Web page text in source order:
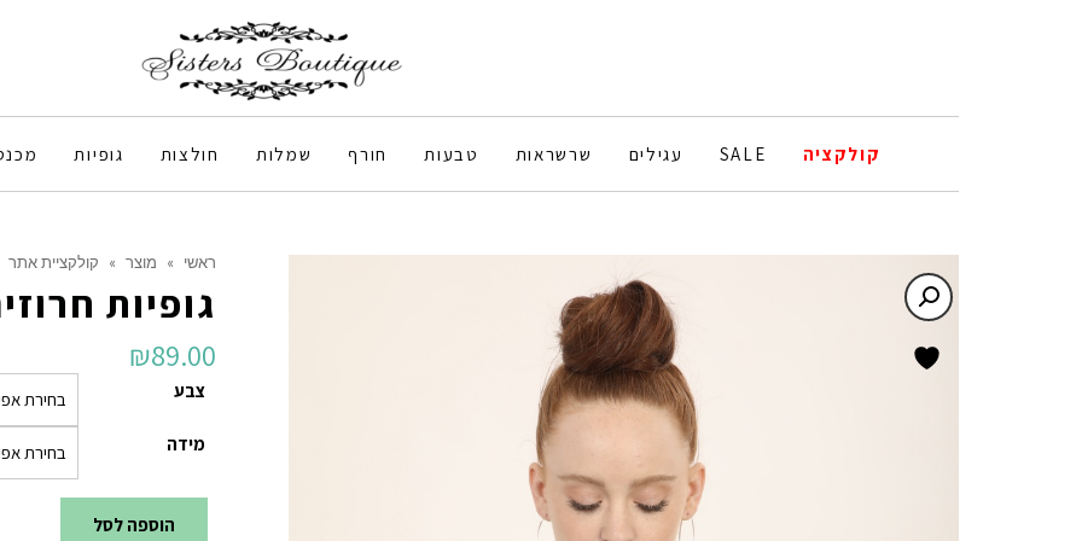
קולקציה SALE עגילים שרשראות טבעות חורף שמלות חולצות גופיות
ראשי » מוצר » קולקציית אתר
גופיות
₪89.00
צבע
מידה
הוספה לסל